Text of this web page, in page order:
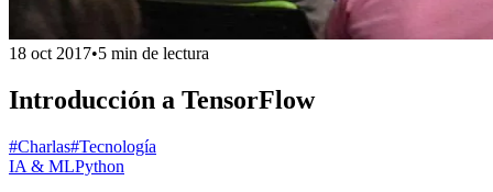
18 oct 2017•5 min de lectura
Introducción a TensorFlow
#Charlas#Tecnología
IA & MLPython